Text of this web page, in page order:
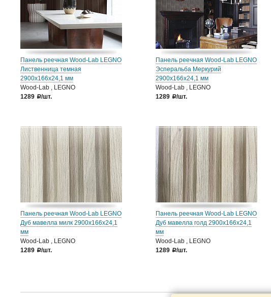
Панель реечная Wood-Lab LEGNO
Лиственница темная
2900х166х24,1 мм
Wood-Lab , LEGNO
1289
a/шт.
Панель реечная Wood-Lab LEGNO
Эсперальба Меркурий
2900х166х24,1 мм
Wood-Lab , LEGNO
1289
a/шт.
Панель реечная Wood-Lab LEGNO
Дуб мавелла милк 2900х166х24,1
мм
Wood-Lab , LEGNO
1289
a/шт.
Панель реечная Wood-Lab LEGNO
Дуб мавелла голд 2900х166х24,1
мм
Wood-Lab , LEGNO
1289
a/шт.